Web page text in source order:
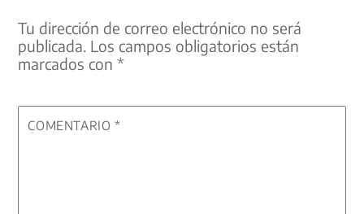
Tu dirección de correo electrónico no será
publicada. Los campos obligatorios están
marcados con*
COMENTARIO*